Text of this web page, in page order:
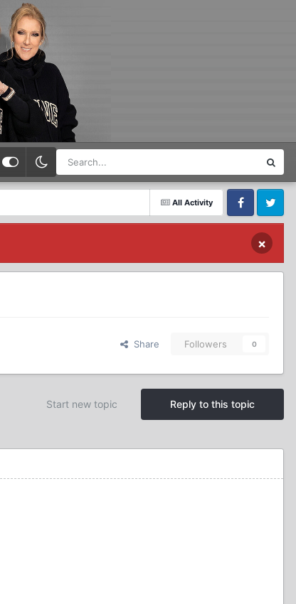
All Activity
FacebookTwitter
×
Share Followers 0
Reply to this topic
Start new topic